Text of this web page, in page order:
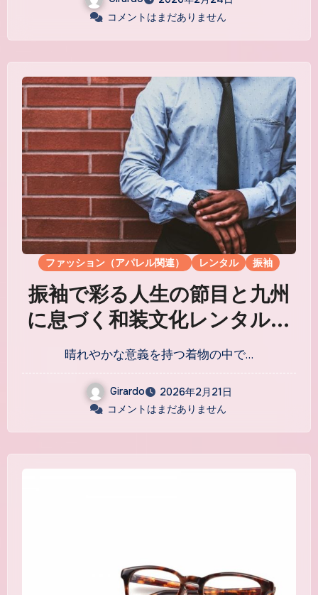
コメントはまだありません
ファッション（アパレル関連） レンタル 振袖
振袖で彩る人生の節目と九州
に息づく和装文化レンタルの
魅力発見
晴れやかな意義を持つ着物の中で…
Girardo
2026年2月21日
コメントはまだありません